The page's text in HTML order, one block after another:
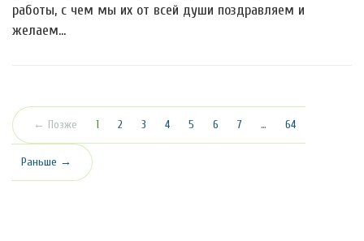
работы, с чем мы их от всей души поздравляем и
желаем…
← Позже 1 (текущая)
2 3 4 5 6 7 … 64
Раньше →